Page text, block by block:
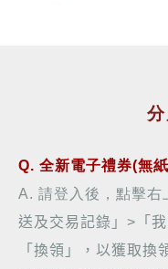
Q. 全新電子禮券(無
A. 請登入後，點擊右
送及交易記錄」 > 「
「換領」，以獲取換